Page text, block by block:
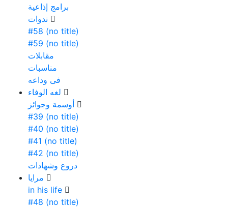
برامج إذاعية
#58 (no title)
#59 (no title)
مقابلات
مناسبات
فى وداعه
#39 (no title)
#40 (no title)
#41 (no title)
#42 (no title)
دروع وشهادات
in his life
#48 (no title)